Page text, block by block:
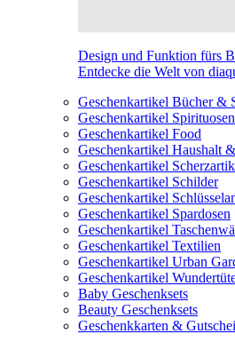
Design und Funktion fürs
Entdecke die Welt von
Geschenkartikel Bücher &
Geschenkartikel
Geschenkartikel Food
Geschenkartikel Haushalt
Geschenkartikel
Geschenkartikel Schilder
Geschenkartikel
Geschenkartikel Spardosen
Geschenkartikel
Geschenkartikel Textilien
Geschenkartikel Urban
Geschenkartikel
Baby Geschenksets
Beauty Geschenksets
Geschenkkarten &